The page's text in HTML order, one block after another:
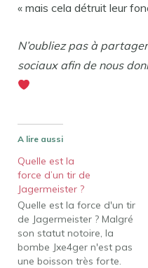
« mais cela détruit leur
N’oubliez pas à
sociaux afin de nous
A lire aussi
Quelle est la
force d’un tir de
Jagermeister ?
Quelle est la force d'un tir
de Jagermeister ? Malgré
son statut notoire, la
bombe Jxe4ger n'est pas
une boisson très forte.